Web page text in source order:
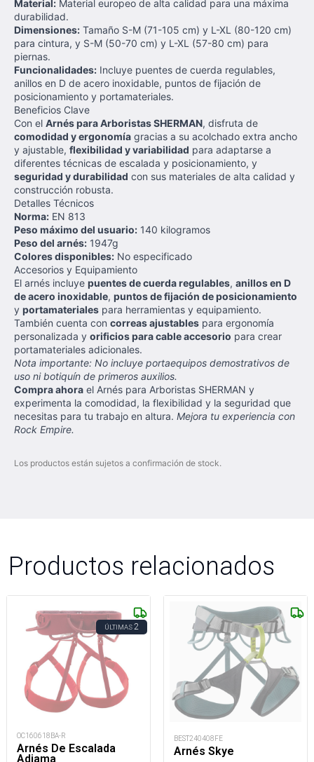
Material: Material europeo de alta calidad para una máxima
durabilidad.
Dimensiones: Tamaño S-M (71-105 cm) y L-XL (80-120 cm)
para cintura, y S-M (50-70 cm) y L-XL (57-80 cm) para
piernas.
Funcionalidades: Incluye puentes de cuerda regulables,
anillos en D de acero inoxidable, puntos de fijación de
posicionamiento y portamateriales.
Beneficios Clave
Con el Arnés para Arboristas SHERMAN, disfruta de
comodidad y ergonomía gracias a su acolchado extra ancho
y ajustable, flexibilidad y variabilidad para adaptarse a
diferentes técnicas de escalada y posicionamiento, y
seguridad y durabilidad con sus materiales de alta calidad y
construcción robusta.
Detalles Técnicos
Norma: EN 813
Peso máximo del usuario: 140 kilogramos
Peso del arnés: 1947g
Colores disponibles: No especificado
Accesorios y Equipamiento
El arnés incluye puentes de cuerda regulables, anillos en D
de acero inoxidable, puntos de fijación de posicionamiento
y portamateriales para herramientas y equipamiento.
También cuenta con correas ajustables para ergonomía
personalizada y orificios para cable accesorio para crear
portamateriales adicionales.
Nota importante: No incluye portaequipos demostrativos de
uso ni botiquín de primeros auxilios.
Compra ahora el Arnés para Arboristas SHERMAN y
experimenta la comodidad, la flexibilidad y la seguridad que
necesitas para tu trabajo en altura. Mejora tu experiencia con
Rock Empire.
Los productos están sujetos a confirmación de stock.
Productos relacionados
ÚLTIMAS2
OC160618BA-R
Arnés De Escalada
Adjama
BEST240408FE
Arnés Skye